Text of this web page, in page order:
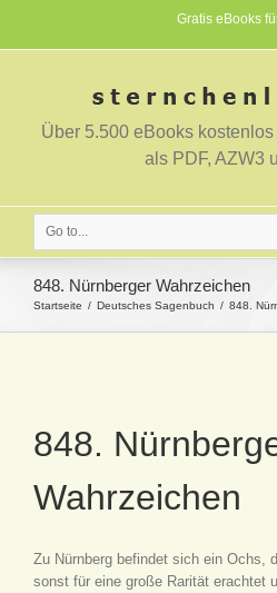
Gratis eBooks
Über 5.500 eBooks
als PDF, AZW3
Go to...
848. Nürnberger Wahrzeichen
Startseite Deutsches Sagenbuch 848.
848.
Wahrzeichen
Zu Nürnberg befindet sich ein Ochs,
sonst für eine große Rarität erachtet